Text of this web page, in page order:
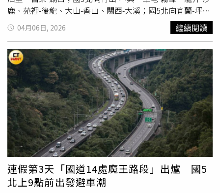
鹿、苑裡-後龍、大山-香山、關西-大溪；國5北向宜蘭-坪
林；國4西向潭子系統-豐勢；國6西向東草屯-霧峰系統；國
10西向仁武-左營端等路段。另高公局與公路局攜手合作，
成立「公路聯合疏運中心」，共同監控連假路況並即時協調
應變，同時高公局於今日的國道路況預報(即時交通狀況、
路況預測、管制措施、行車建議事項等)外，增加宣導省道
及快速公路疏導訊息(管制措施、壅塞預測、國道客運優惠
措施等)，跨機關合作整合交通資訊，提升民眾出行便利與
安全。此外，中央氣象署於今日上午發布大雨特報，苗栗以
北地區及臺中、南投、花蓮山區有局部大雨發生的機率。高
公局呼籲用路人，雨中行車請開啟頭燈並加大跟車距離，若
視線嚴重不良時請降速行駛或駛離國道，以保護自身及他人
安全。
04月06日, 2026 繼續閱讀
連假第3天「國道14處魔王路段」出爐 國5
北上9點前出發避車潮